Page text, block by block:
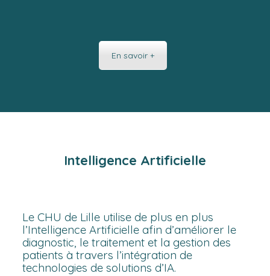
En savoir +
Intelligence Artificielle
Le CHU de Lille utilise de plus en plus
l’Intelligence Artificielle afin d’améliorer le
diagnostic, le traitement et la gestion des
patients à travers l’intégration de
technologies de solutions d’IA.